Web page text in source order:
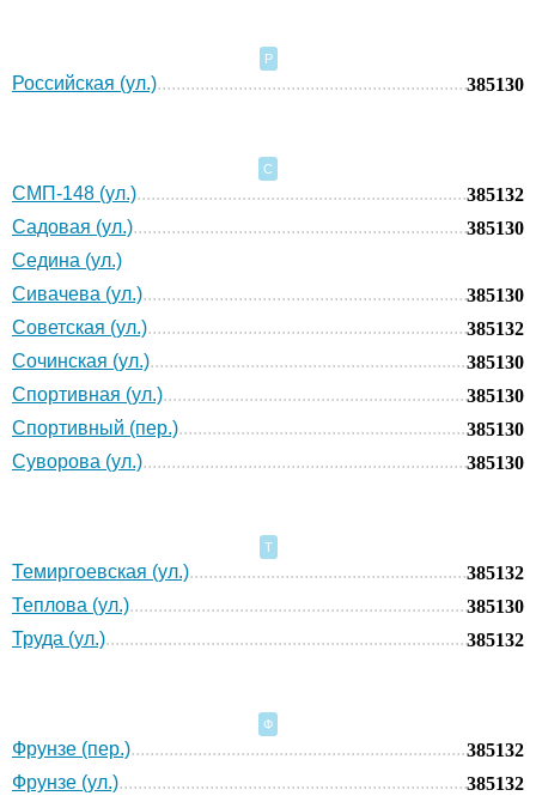
Р
Российская (ул.) 385130
С
СМП-148 (ул.)
385132
Садовая (ул.)
385130
Седина (ул.)
Сивачева (ул.)
385130
Советская (ул.)
385132
Сочинская (ул.)
385130
Спортивная (ул.)
385130
Спортивный (пер.)
385130
Суворова (ул.)
385130
Т
Темиргоевская (ул.)
385132
Теплова (ул.)
385130
Труда (ул.)
385132
Ф
Фрунзе (пер.)
385132
Фрунзе (ул.)
385132